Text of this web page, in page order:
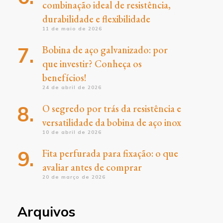
combinação ideal de resistência,
durabilidade e flexibilidade
11 de maio de 2026
Bobina de aço galvanizado: por
que investir? Conheça os
benefícios!
24 de abril de 2026
O segredo por trás da resistência e
versatilidade da bobina de aço inox
10 de abril de 2026
Fita perfurada para fixação: o que
avaliar antes de comprar
20 de março de 2026
Arquivos